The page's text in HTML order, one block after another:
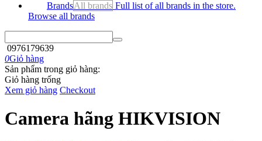
BrandsAll brands Full list of all brands in the store.
Browse all brands
0976179639
0Giỏ hàng
Sản phẩm trong giỏ hàng:
Giỏ hàng trống
Xem giỏ hàng Checkout
Camera hãng HIKVISION